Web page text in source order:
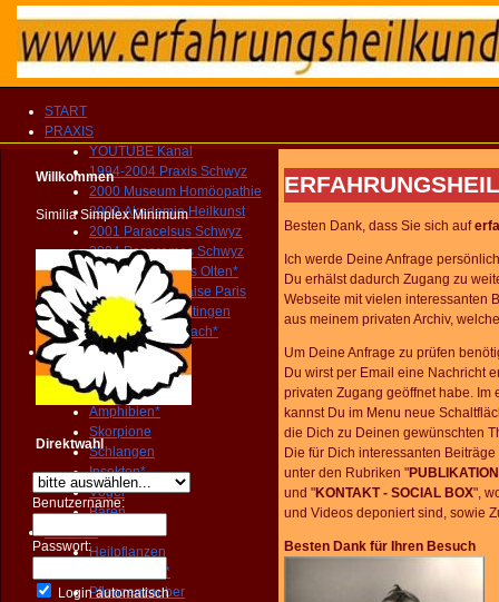
START
PRAXIS
YOUTUBE Kanal
1994-2004 Praxis Schwyz
2000 Museum Homöopathie
2000 Akademie Heilkunst
2001 Paracelsus Schwyz
2004 Panoramas Schwyz
2004-2010 Praxis Olten*
2005 Père Lachaise Paris
2010 Museum Oltingen
2010 Praxis Sissach*
Tiere
Säugetiere*
Beuteltiere*
Amphibien*
Skorpione
Schlangen
Insekten*
Vögel
Bären
Pflanzen
Heilpflanzen
Wildgemüse*
Pflanzenzauber
Willkommen
Similia Simplex Minimum
Direktwahl
Benutzername:
Passwort:
Login automatisch
Besten Dank, dass Sie sich auf
Ich werde Deine Anfrage
Du erhälst dadurch Zugang zu
Webseite mit vielen interessanten
aus meinem privaten Archiv,
Um Deine Anfrage zu prüfen
Du wirst per Email eine Nachricht
privaten Zugang geöffnet habe. Im
kannst Du im Menu neue
die Dich zu Deinen gewünschten
Die für Dich interessanten
unter den Rubriken "
und "KONTAKT - SOCIAL BOX",
und Videos deponiert sind, sowie
Besten Dank für Ihren Besuch